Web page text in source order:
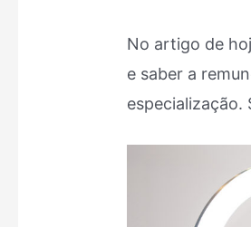
No artigo de
e saber a
especialização.